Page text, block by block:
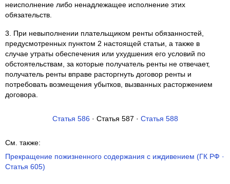
неисполнение либо ненадлежащее исполнение этих
обязательств.
3. При невыполнении плательщиком ренты обязанностей,
предусмотренных пунктом 2 настоящей статьи, а также в
случае утраты обеспечения или ухудшения его условий по
обстоятельствам, за которые получатель ренты не отвечает,
получатель ренты вправе расторгнуть договор ренты и
потребовать возмещения убытков, вызванных расторжением
договора.
Статья 586· Статья 587 · Статья 588
См. также:
Прекращение пожизненного содержания с иждивением (ГК РФ ·
Статья 605)